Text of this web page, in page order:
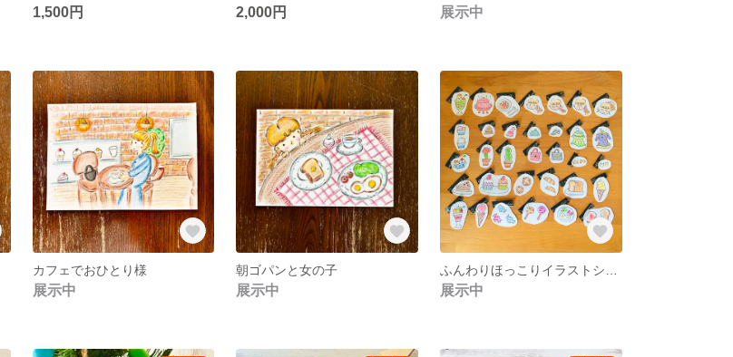
1,500円 2,000円 展示中
カフェでおひとり様
展示中
朝ゴパンと女の子
展示中 展示中